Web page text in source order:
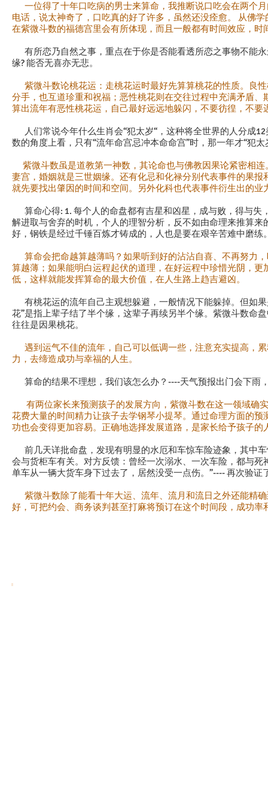
一位得了十年口吃病的男士来算命，我推断说口吃会在两个
电话，说太神奇了，口吃真的好了许多，虽然还没痊愈。 从佛
在紫微斗数的福德宫里会有所体现，而且一般都有时间效应，时
有所恋乃自然之事，重点在于你是否能看透所恋之事物不能
缘? 能否无喜亦无悲。
紫微斗数论桃花运：走桃花运时最好先算算桃花的性质。良
分手，也互道珍重和祝福；恶性桃花则在交往过程中充满矛盾
算出流年有恶性桃花运，自己最好远远地躲闪，不要彷徨，不要
人们常说今年什么生肖会“犯太岁“，这种将全世界的人分成
数的角度上看，只有“流年命宫忌冲本命命宫”时，那一年才“犯太
紫微斗数虽是道教第一神数，其论命也与佛教因果论紧密相
妻宫，婚姻就是三世姻缘。还有化忌和化禄分别代表事件的果报
就先要找出肇因的时间和空间。另外化科也代表事件衍生出的业
算命心得: 1. 每个人的命盘都有吉星和凶星，成与败，得与失
解进取与舍弃的时机，个人的理智分析，反不如由命理来推算来
好，钢铁是经过千锤百炼才铸成的，人也是要在艰辛苦难中磨练
算命会把命越算越薄吗？如果听到好的沾沾自喜、不再努力
算越薄；如果能明白运程起伏的道理，在好运程中珍惜光阴，
低，这样就能发挥算命的最大价值，在人生路上趋吉避凶。
有桃花运的流年自己主观想躲避，一般情况下能躲掉。但如果
花”是指上辈子结了半个缘，这辈子再续另半个缘。紫微斗数命
往往是因果桃花。
遇到运气不佳的流年，自己可以低调一些，注意充实提高，
力，去缔造成功与幸福的人生。
算命的结果不理想，我们该怎么办？----天气预报出门会下雨
有两位家长来预测孩子的发展方向，紫微斗数在这一领域确
花费大量的时间精力让孩子去学钢琴小提琴。通过命理方面的
功也会变得更加容易。正确地选择发展道路，是家长给予孩子的
前几天详批命盘，发现有明显的水厄和车惊车险迹象，其中
会与货柜车有关。对方反馈：曾经一次溺水、一次车险，都与
单车从一辆大货车身下过去了，居然没受一点伤。”---- 再次验证
紫微斗数除了能看十年大运、流年、流月和流日之外还能精
好，可把约会、商务谈判甚至打麻将预订在这个时间段，成功率